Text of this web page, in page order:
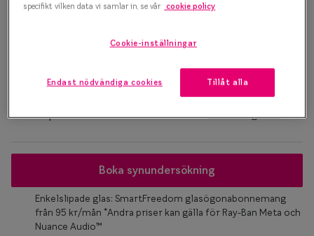
Trender
127-137 mm
Osäker på vilken storlek du har? Se vår Storleksguide
Boka synundersökning
Enkelslipade glas: SmartFreedom glasögonabonnemang
från 95 kr/mån *Andra priser kan gälla för Ray-Ban Meta och
Nuance Audio™
specifikt vilken data vi samlar in, se vår cookie policy
Cookie-inställningar
Endast nödvändiga cookies Tillåt alla